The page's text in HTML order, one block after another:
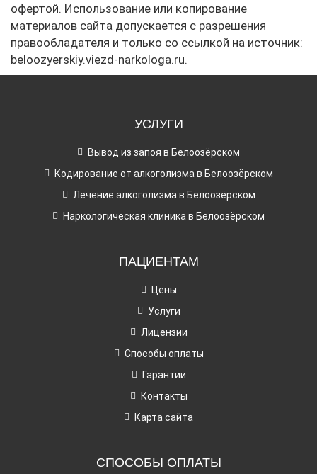
офертой. Использование или копирование
материалов сайта допускается с разрешения
правообладателя и только со ссылкой на источник:
beloozyerskiy.viezd-narkologa.ru.
УСЛУГИ
Вывод из запоя в Белоозёрском
Кодирование от алкоголизма в Белоозёрском
Лечение алкоголизма в Белоозёрском
Наркологическая клиника в Белоозёрском
ПАЦИЕНТАМ
Цены
Услуги
Лицензии
Способы оплаты
Гарантии
Контакты
Карта сайта
СПОСОБЫ ОПЛАТЫ